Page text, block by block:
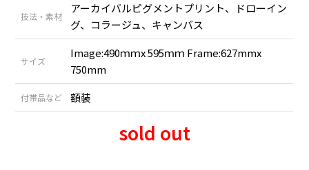
技法・素材
アーカイバルピグメントプリント、ドローイン
グ、コラージュ、キャンバス
サイズ
Image:490ｍｍx 595ｍｍ Frame:627mmx
750mm
付帯品など 額装
sold out